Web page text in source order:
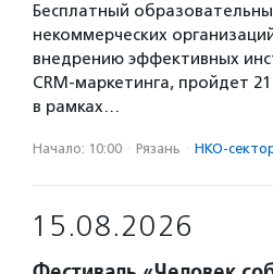
Бесплатный
некоммерческих
внедрению эффективных
CRM-маркетинга, пройдет 21
в рамках…
Начало: 10:00 · Рязань · НКО-
15.08.2026